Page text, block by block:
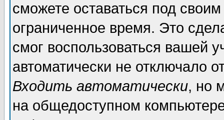
сможете оставаться под
ограниченное время. Это
смог воспользоваться вашей
автоматически не отключало
Входить автоматически, но
на общедоступном